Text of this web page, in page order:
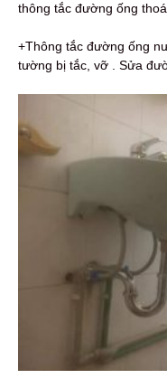
thông tắc đường ống
+Thông tắc đường ống
tường bị tắc, vỡ . Sửa